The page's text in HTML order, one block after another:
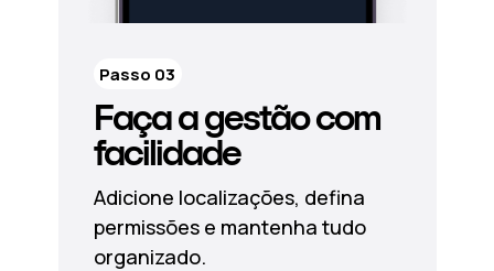
Faça a gestão com
facilidade
Adicione localizações, defina
permissões e mantenha tudo
organizado.
Passo 03